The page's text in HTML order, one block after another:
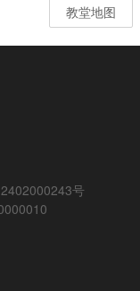
教堂地图
号